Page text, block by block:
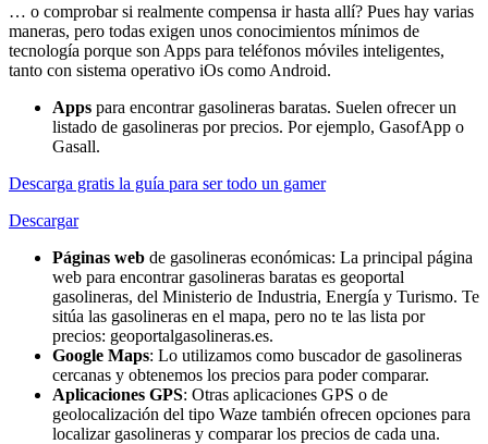
… o comprobar si realmente compensa ir hasta allí? Pues hay varias
maneras, pero todas exigen unos conocimientos mínimos de
tecnología porque son Apps para teléfonos móviles inteligentes,
tanto con sistema operativo iOs como Android.
Apps para encontrar gasolineras baratas. Suelen ofrecer un
listado de gasolineras por precios. Por ejemplo, GasofApp o
Gasall.
Descarga gratis la guía para ser todo un gamer
Descargar
Páginas web de gasolineras económicas: La principal página
web para encontrar gasolineras baratas es geoportal
gasolineras, del Ministerio de Industria, Energía y Turismo. Te
sitúa las gasolineras en el mapa, pero no te las lista por
precios: geoportalgasolineras.es.
Google Maps: Lo utilizamos como buscador de gasolineras
cercanas y obtenemos los precios para poder comparar.
Aplicaciones GPS: Otras aplicaciones GPS o de
geolocalización del tipo Waze también ofrecen opciones para
localizar gasolineras y comparar los precios de cada una.